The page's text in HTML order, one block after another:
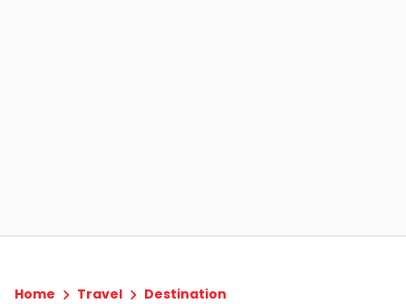
Home Travel Destination